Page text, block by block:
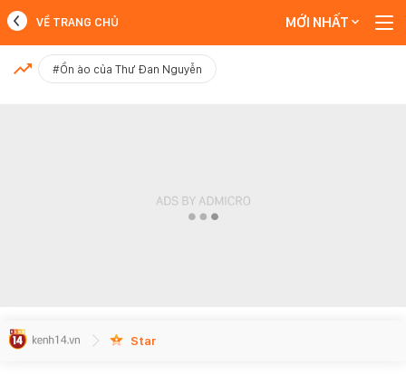
MỚI NHẤT
VỀ TRANG CHỦ MỚI NHẤT
#Ồn ào của Thư Đan Nguyễn
Star